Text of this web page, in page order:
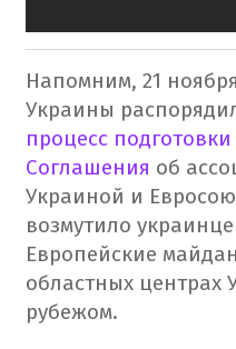
Напомним, 21
Украины
процесс
Соглашения об
Украиной и
возмутило
Европейские
областных центрах
рубежом.